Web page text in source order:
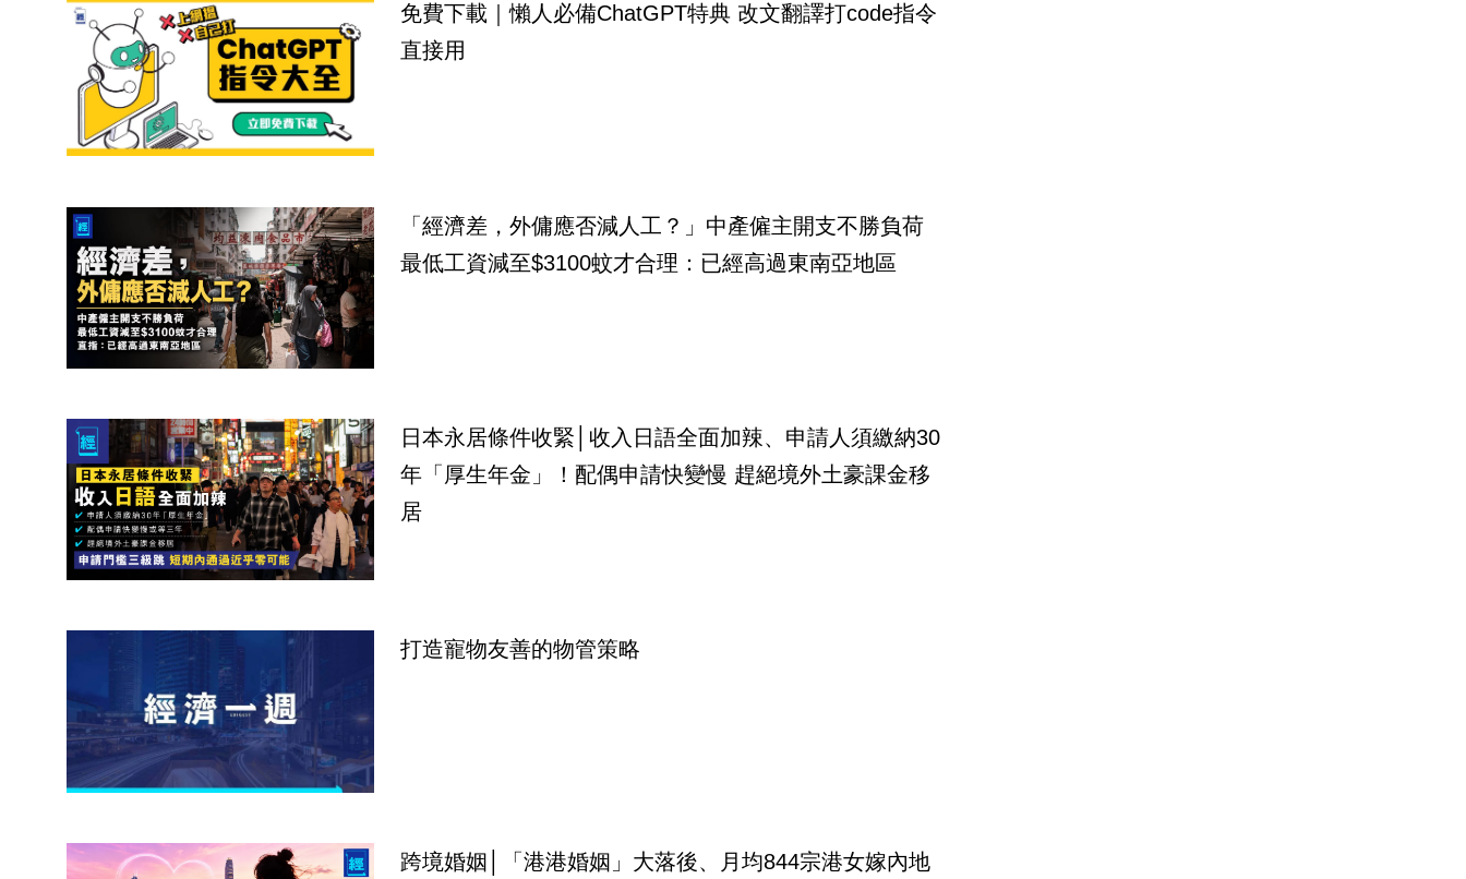
免費下載｜懶人必備ChatGPT特典 改文翻譯打code指令
直接用
「經濟差，外傭應否減人工？」中產僱主開支不勝負荷
最低工資減至$3100蚊才合理：已經高過東南亞地區
日本永居條件收緊│收入日語全面加辣、申請人須繳納30
年「厚生年金」！配偶申請快變慢 趕絕境外土豪課金移
居
打造寵物友善的物管策略
跨境婚姻│「港港婚姻」大落後、月均844宗港女嫁內地